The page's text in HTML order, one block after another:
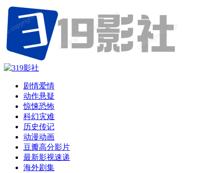
剧情爱情
动作悬疑
惊悚恐怖
科幻灾难
历史传记
动漫动画
豆瓣高分影片
最新影视速递
海外剧集